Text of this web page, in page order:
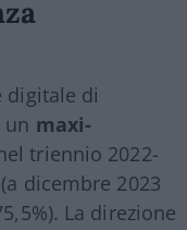
digitale di
un maxi-
triennio 2022-
dicembre 2023
La direzione